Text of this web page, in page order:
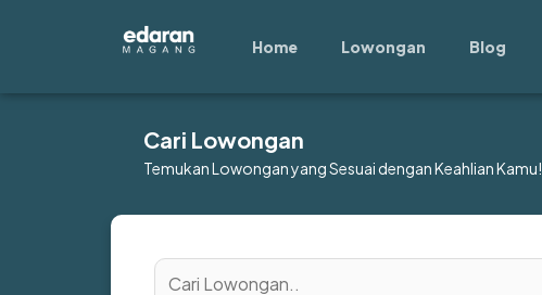
Home Lowongan Blog
Cari Lowongan
Temukan Lowongan yang Sesuai dengan Keahlian Kamu!